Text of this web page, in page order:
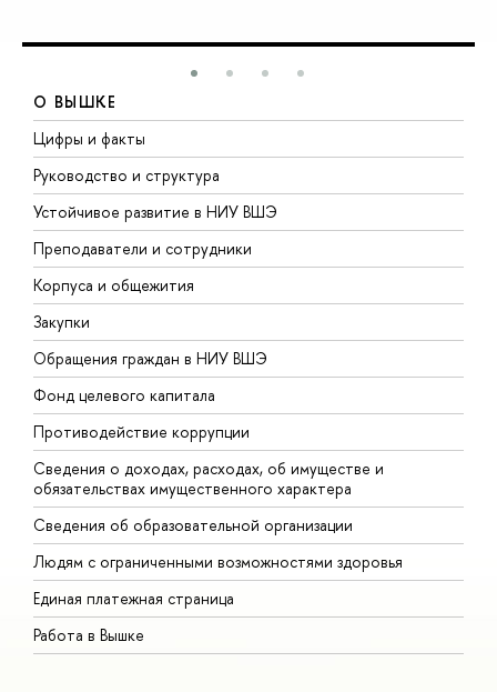
О ВЫШКЕ
Цифры и факты
Руководство и структура
Устойчивое развитие в НИУ ВШЭ
Преподаватели и сотрудники
Корпуса и общежития
Закупки
Обращения граждан в НИУ ВШЭ
Фонд целевого капитала
Противодействие коррупции
Сведения о доходах, расходах, об имуществе и
обязательствах имущественного характера
Сведения об образовательной организации
Людям с ограниченными возможностями здоровья
Единая платежная страница
Работа в Вышке